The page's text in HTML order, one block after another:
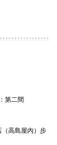
第二間
高島屋內）步